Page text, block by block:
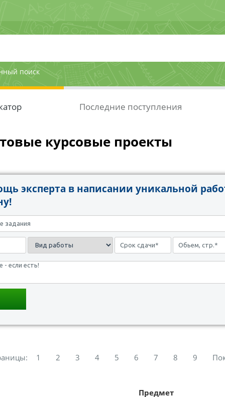
поиск
Последние поступления
курсовые проекты
эксперта в написании уникальной
1 2 3 4 5 6 7 8 9
Предмет